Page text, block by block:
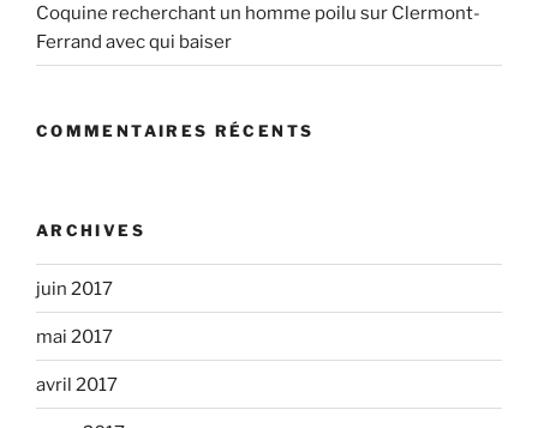
Coquine recherchant un homme poilu sur Clermont-
Ferrand avec qui baiser
COMMENTAIRES RÉCENTS
ARCHIVES
juin 2017
mai 2017
avril 2017